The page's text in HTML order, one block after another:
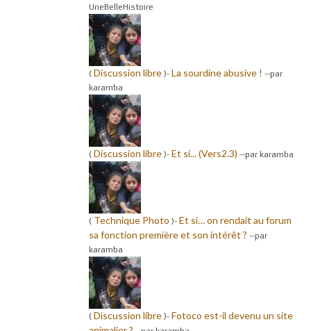
UneBelleHistoire
( Discussion libre )- La sourdine abusive ! --par
karamba
( Discussion libre )- Et si... (Vers2.3) --par karamba
( Technique Photo )- Et si… on rendait au forum
sa fonction première et son intérêt ? --par
karamba
( Discussion libre )- Fotoco est-il devenu un site